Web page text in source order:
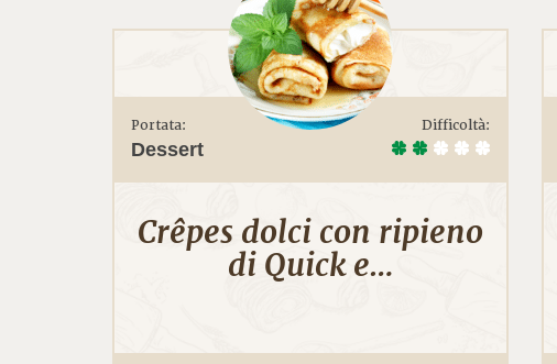
Portata:
Dessert
Difficoltà:
Crêpes dolci con ripieno
di Quick e…